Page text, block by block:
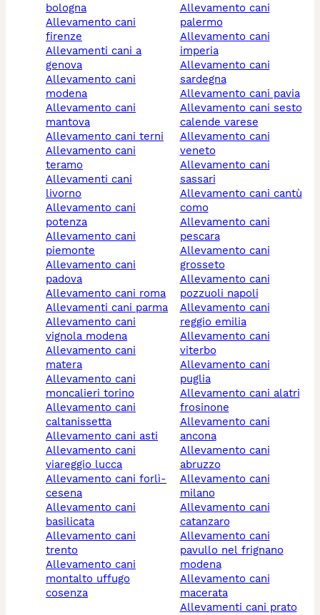
bologna
allevamento cani
firenze
allevamenti cani a
genova
allevamento cani
modena
allevamento cani
mantova
allevamento cani terni
allevamento cani
teramo
allevamenti cani
livorno
allevamento cani
potenza
allevamento cani
piemonte
allevamento cani
padova
allevamento cani roma
allevamenti cani parma
allevamento cani
vignola modena
allevamento cani
matera
allevamento cani
moncalieri torino
allevamento cani
caltanissetta
allevamento cani asti
allevamento cani
viareggio lucca
allevamento cani forlì-
cesena
allevamento cani
basilicata
allevamento cani
trento
allevamento cani
montalto uffugo
cosenza
allevamento cani
palermo
allevamento cani
imperia
allevamento cani
sardegna
allevamento cani pavia
allevamento cani sesto
calende varese
allevamento cani
veneto
allevamento cani
sassari
allevamento cani cantù
como
allevamento cani
pescara
allevamento cani
grosseto
allevamento cani
pozzuoli napoli
allevamento cani
reggio emilia
allevamento cani
viterbo
allevamento cani
puglia
allevamento cani alatri
frosinone
allevamento cani
ancona
allevamento cani
abruzzo
allevamento cani
milano
allevamento cani
catanzaro
allevamento cani
pavullo nel frignano
modena
allevamento cani
macerata
allevamenti cani prato